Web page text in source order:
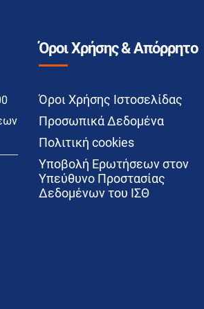
Όροι Χρήσης & Απόρρητο
Όροι Χρήσης Ιστοσελίδας
Προσωπικά Δεδομένα
Πολιτική cookies
Υποβολή Ερωτήσεων στον
Υπεύθυνο Προστασίας
Δεδομένων του ΙΣΘ